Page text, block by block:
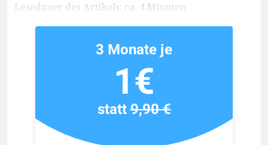
Lesedauer des Artikels: ca. 4 Minuten
3 Monate je
1€
statt9,90 €